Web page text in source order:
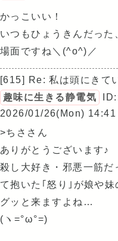
かっこいい！
いつもひょうきんだっ
場面ですね＼(^o^)／
[615] Re: 私は頭にきて
趣味に生きる静電気
2026/01/26(Mon) 14:41
>ちささん
ありがとうございます♪
殺し大好き・邪悪一筋
て抱いた｢怒り｣が娘や
グッと来ますよね…
(ヽ=°ω°=)